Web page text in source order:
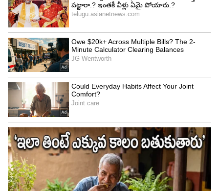
మిథునం (మృగశిర 3 4, ఆరుద్ర 1 2 3 4, పునర్వసు 1 2 3):
వృత్తి వ్యాపారాలలో ధనవ్యయం. అనవసరమైన ఆలోచనలు
చేస్తారు. వివాదాలకు దూరంగా ఉండటం మంచిది.దేవాలయ
సందర్శన. ఉద్యోగాలలో స్వల్ప మార్పులు ఉంటాయి.
అకారణంగా కోపం.అనవసర ఖర్చులు. గృహ నిర్మాణ
సంబంధిత పనులలో ఆటంకాలు.పనుల యందు నిరాసక్తత.
నూతన కార్యక్రమాలకు శ్రీకారం చుడతారు.